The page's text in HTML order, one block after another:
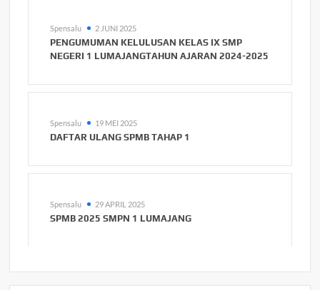
Spensalu 2 JUNI 2025
PENGUMUMAN KELULUSAN KELAS IX SMP
NEGERI 1 LUMAJANGTAHUN AJARAN 2024-2025
Spensalu 19 MEI 2025
DAFTAR ULANG SPMB TAHAP 1
Spensalu 29 APRIL 2025
SPMB 2025 SMPN 1 LUMAJANG